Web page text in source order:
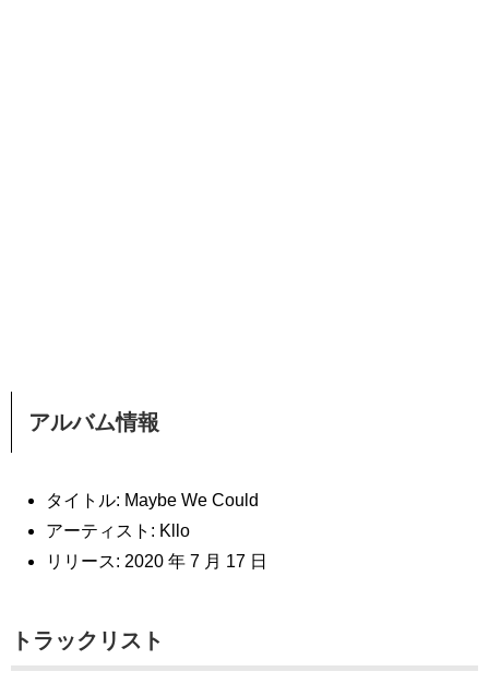
アルバム情報
タイトル: Maybe We Could
アーティスト: Kllo
リリース: 2020 年 7 月 17 日
トラックリスト